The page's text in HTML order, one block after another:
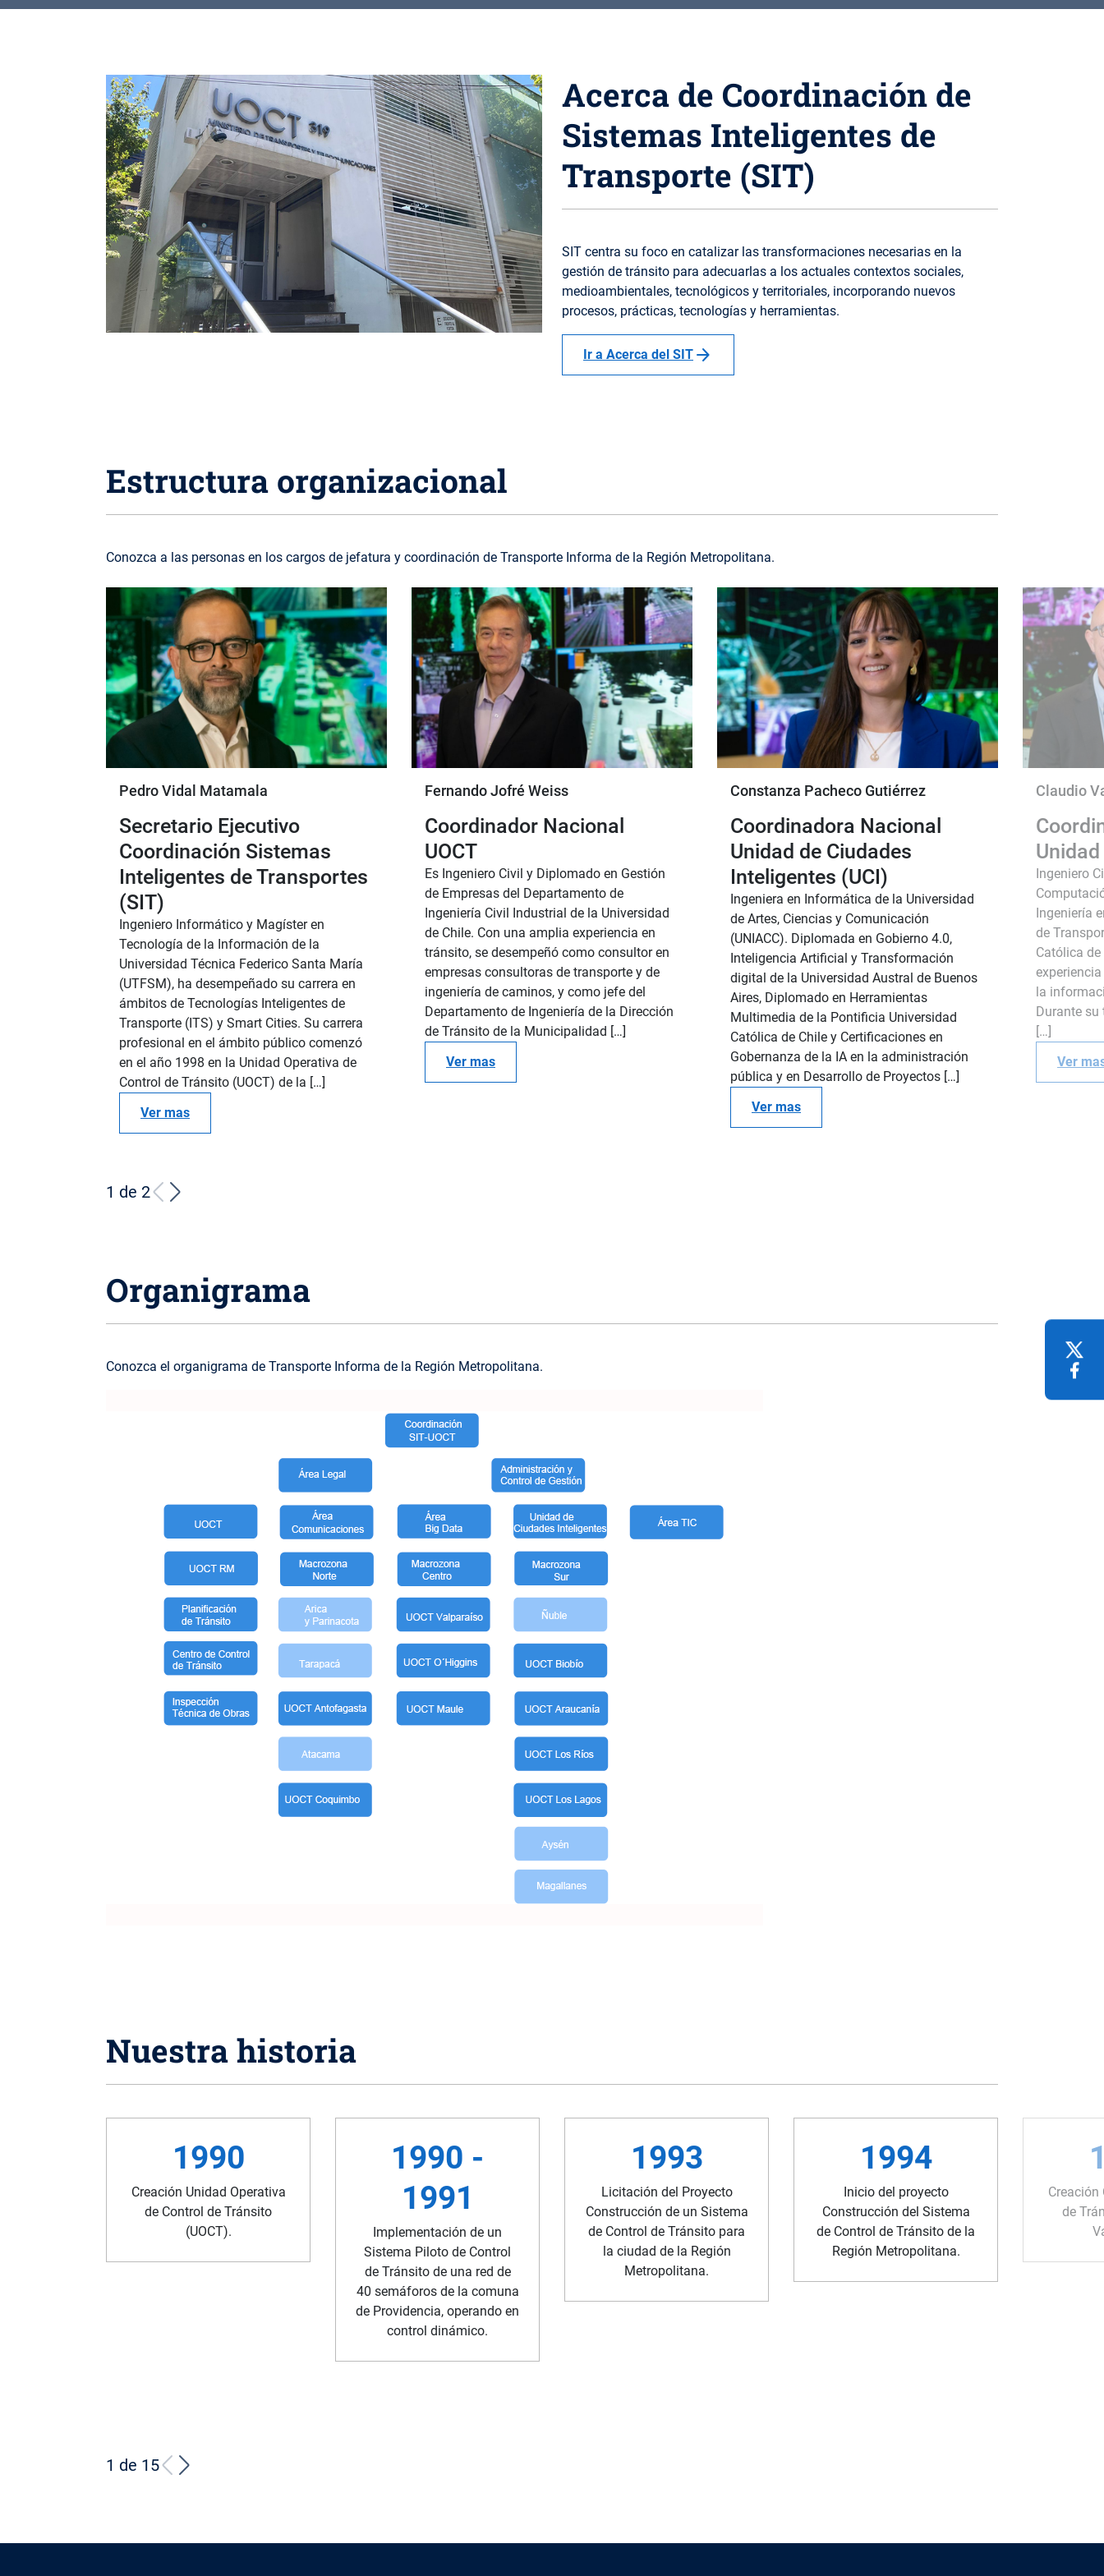
Acerca de Coordinación de
Sistemas Inteligentes de
Transporte (SIT)
SIT centra su foco en catalizar las transformaciones necesarias en la
gestión de tránsito para adecuarlas a los actuales contextos sociales,
medioambientales, tecnológicos y territoriales, incorporando nuevos
procesos, prácticas, tecnologías y herramientas.
Ir a Acerca del SIT arrow_forward
Estructura organizacional
Conozca a las personas en los cargos de jefatura y coordinación de Transporte Informa de la Región Metropolitana.
Pedro Vidal Matamala
Secretario Ejecutivo
Coordinación Sistemas
Inteligentes de Transportes
(SIT)
Ingeniero Informático y Magíster en
Tecnología de la Información de la
Universidad Técnica Federico Santa María
(UTFSM), ha desempeñado su carrera en
ámbitos de Tecnologías Inteligentes de
Transporte (ITS) y Smart Cities. Su carrera
profesional en el ámbito público comenzó
en el año 1998 en la Unidad Operativa de
Control de Tránsito (UOCT) de la […]
Ver mas
Fernando Jofré Weiss
Coordinador Nacional
UOCT
Es Ingeniero Civil y Diplomado en Gestión
de Empresas del Departamento de
Ingeniería Civil Industrial de la Universidad
de Chile. Con una amplia experiencia en
tránsito, se desempeñó como consultor en
empresas consultoras de transporte y de
ingeniería de caminos, y como jefe del
Departamento de Ingeniería de la Dirección
de Tránsito de la Municipalidad […]
Ver mas
Constanza Pacheco Gutiérrez
Coordinadora Nacional
Unidad de Ciudades
Inteligentes (UCI)
Ingeniera en Informática de la Universidad
de Artes, Ciencias y Comunicación
(UNIACC). Diplomada en Gobierno 4.0,
Inteligencia Artificial y Transformación
digital de la Universidad Austral de Buenos
Aires, Diplomado en Herramientas
Multimedia de la Pontificia Universidad
Católica de Chile y Certificaciones en
Gobernanza de la IA en la administración
pública y en Desarrollo de Proyectos […]
Ver mas
Claudio
Ingeniero
Ingeniería
de
Católica
la
Durante su
[…]
Ver
1 de 2
Organigrama
Conozca el organigrama de Transporte Informa de la Región Metropolitana.
Nuestra historia
1990
Creación Unidad Operativa
de Control de Tránsito
(UOCT).
1990 -
1991
Implementación de un
Sistema Piloto de Control
de Tránsito de una red de
40 semáforos de la comuna
de Providencia, operando en
control dinámico.
1993
Licitación del Proyecto
Construcción de un Sistema
de Control de Tránsito para
la ciudad de la Región
Metropolitana.
1994
Inicio del proyecto
Construcción del Sistema
de Control de Tránsito de la
Región Metropolitana.
Creación
de
1 de 15